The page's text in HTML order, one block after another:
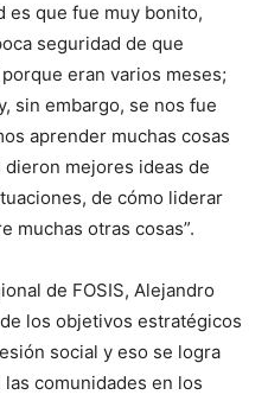
es que fue muy bonito,
seguridad de que
eran varios meses;
sin embargo, se nos fue
aprender muchas cosas
dieron mejores ideas de
de cómo liderar
muchas otras cosas”.
de FOSIS, Alejandro
los objetivos estratégicos
social y eso se logra
comunidades en los